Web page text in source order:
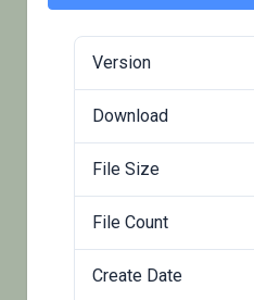
Version
Download
File Size
File Count
Create Date